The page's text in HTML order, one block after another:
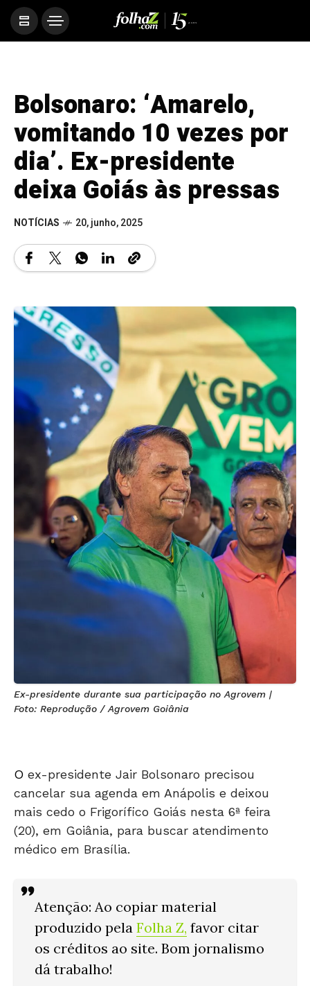
Bolsonaro: ‘Amarelo,
vomitando 10 vezes por
dia’. Ex-presidente
deixa Goiás às pressas
NOTÍCIAS 20, junho, 2025
Ex-presidente durante sua participação no Agrovem |
Foto: Reprodução / Agrovem Goiânia
O ex-presidente Jair Bolsonaro precisou
cancelar sua agenda em Anápolis e deixou
mais cedo o Frigorífico Goiás nesta 6ª feira
(20), em Goiânia, para buscar atendimento
médico em Brasília.
Atenção: Ao copiar material
produzido pela Folha Z, favor citar
os créditos ao site. Bom jornalismo
dá trabalho!